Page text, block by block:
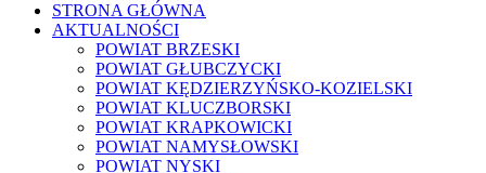
STRONA GŁÓWNA
AKTUALNOŚCI
POWIAT BRZESKI
POWIAT GŁUBCZYCKI
POWIAT KĘDZIERZYŃSKO-KOZIELSKI
POWIAT KLUCZBORSKI
POWIAT KRAPKOWICKI
POWIAT NAMYSŁOWSKI
POWIAT NYSKI